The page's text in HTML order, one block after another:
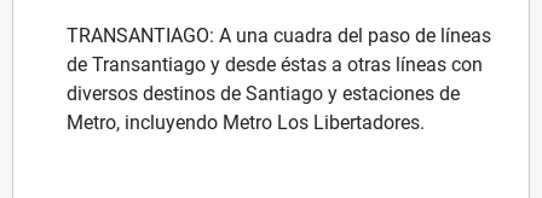
TRANSANTIAGO: A una cuadra del paso de líneas
de Transantiago y desde éstas a otras líneas con
diversos destinos de Santiago y estaciones de
Metro, incluyendo Metro Los Libertadores.